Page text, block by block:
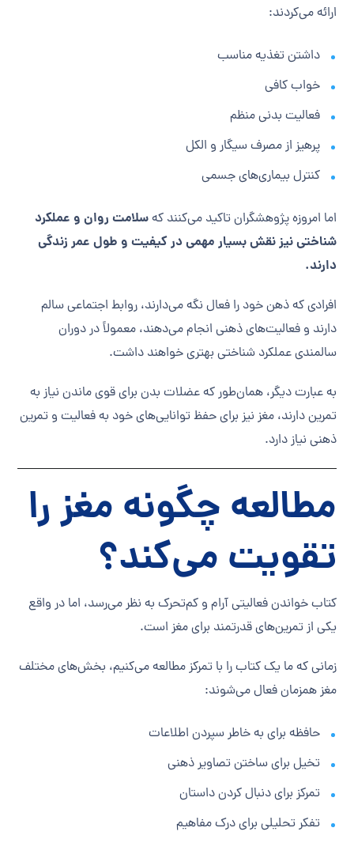
ارائه می‌کردند:
داشتن تغذیه مناسب
خواب کافی
فعالیت بدنی منظم
پرهیز از مصرف سیگار و الکل
کنترل بیماری‌های جسمی
اما امروزه پژوهشگران تاکید می‌کنند کهسلامت روان و عملکرد
شناختی نیز نقش بسیار مهمی در کیفیت و طول عمر زندگی
دارند.
افرادی که ذهن خود را فعال نگه می‌دارند، روابط اجتماعی سالم
دارند و فعالیت‌های ذهنی انجام می‌دهند، معمولاً در دوران
سالمندی عملکرد شناختی بهتری خواهند داشت.
به عبارت دیگر، همان‌طور که عضلات بدن برای قوی ماندن نیاز به
تمرین دارند، مغز نیز برای حفظ توانایی‌های خود به فعالیت و تمرین
ذهنی نیاز دارد.
مطالعه چگونه مغز را
تقویت می‌کند؟
کتاب خواندن فعالیتی آرام و کم‌تحرک به نظر می‌رسد، اما در واقع
یکی از تمرین‌های قدرتمند برای مغز است.
زمانی که ما یک کتاب را با تمرکز مطالعه می‌کنیم، بخش‌های مختلف
مغز همزمان فعال می‌شوند:
حافظه برای به خاطر سپردن اطلاعات
تخیل برای ساختن تصاویر ذهنی
تمرکز برای دنبال کردن داستان
تفکر تحلیلی برای درک مفاهیم